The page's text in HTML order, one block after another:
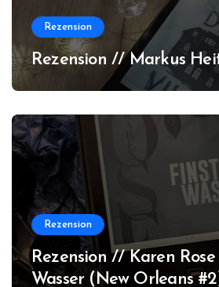
Rezension
Rezension // Markus
Rezension
Rezension // Karen
Wasser (New Orleans